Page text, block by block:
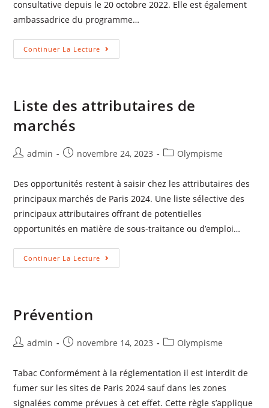
consultative depuis le 20 octobre 2022. Elle est également
ambassadrice du programme…
Continuer La Lecture
Liste des attributaires de
marchés
admin novembre 24, 2023 Olympisme
Des opportunités restent à saisir chez les attributaires des
principaux marchés de Paris 2024. Une liste sélective des
principaux attributaires offrant de potentielles
opportunités en matière de sous-traitance ou d’emploi…
Continuer La Lecture
Prévention
admin novembre 14, 2023 Olympisme
Tabac Conformément à la réglementation il est interdit de
fumer sur les sites de Paris 2024 sauf dans les zones
signalées comme prévues à cet effet. Cette règle s’applique